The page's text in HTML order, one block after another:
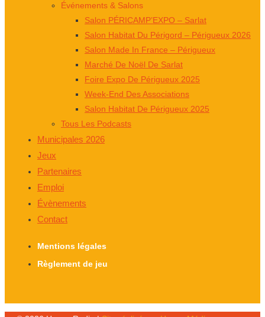
Événements & Salons
Salon PÉRICAMP’EXPO – Sarlat
Salon Habitat Du Périgord – Périgueux 2026
Salon Made In France – Périgueux
Marché De Noël De Sarlat
Foire Expo De Périgueux 2025
Week-End Des Associations
Salon Habitat De Périgueux 2025
Tous Les Podcasts
Municipales 2026
Jeux
Partenaires
Emploi
Évènements
Contact
Mentions légales
Règlement de jeu